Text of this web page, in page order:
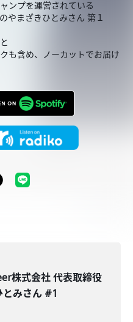
ンプを運営されている
やまざきひとみさん 第１
も含め、ノーカットでお届け
株式会社 代表取締役
みさん #1